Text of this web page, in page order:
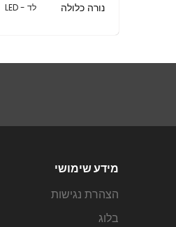
נורה כלולה לד - LED
מידע שימושי
הצהרת נגישות
בלוג